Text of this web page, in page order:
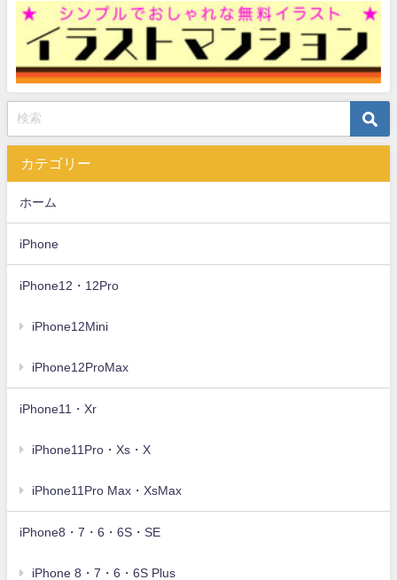
カテゴリー
ホーム
iPhone
iPhone12・12Pro
iPhone12Mini
iPhone12ProMax
iPhone11・Xr
iPhone11Pro・Xs・X
iPhone11Pro Max・XsMax
iPhone8・7・6・6S・SE
iPhone 8・7・6・6S Plus